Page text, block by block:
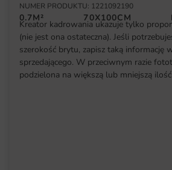
NUMER PRODUKTU: 1221092190
0.7M² 70X100CM
Kreator kadrowania ukazuje tylko
(nie jest ona ostateczna). Jeśli
szerokość brytu, zapisz taką informację
sprzedającego. W przeciwnym razie
podzielona na większą lub mniejszą